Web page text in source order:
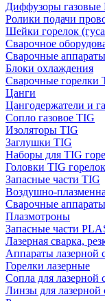
Диффузоры
Ролики подачи
Шейки горелок
Сварочное
Сварочные
Блоки охлаждения
Сварочные горелки
Цанги
Цангодержатели и
Сопло газовое TIG
Изоляторы TIG
Заглушки TIG
Наборы для TIG
Головки TIG горелок
Запасные части TIG
Воздушно-
Сварочные
Плазмотроны
Запасные части
Лазерная сварка,
Аппараты лазерной
Горелки лазерные
Сопла для лазерной
Линзы для лазерной